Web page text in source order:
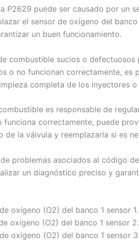
P2629 puede ser causado por un
el sensor de oxígeno del
un buen funcionamiento.
combustible sucios o
no funcionan correctamente, es
completa de los inyectores
es responsable de
correctamente, puede
la válvula y reemplazarla si es
problemas asociados al código
un diagnóstico preciso y
oxígeno (O2) del banco 1 sensor 1.
oxígeno (O2) del banco 1 sensor 2.
oxígeno (O2) del banco 1 sensor 3.